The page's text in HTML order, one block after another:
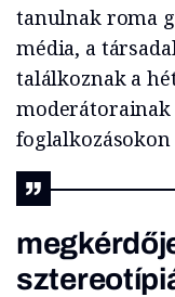
tanulnak roma
média, a
találkoznak a
moderátorainak
foglalkozásokon